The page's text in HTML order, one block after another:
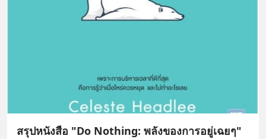
สรุปหนังสือ "Do Nothing: พลังของการอยู่เฉยๆ"